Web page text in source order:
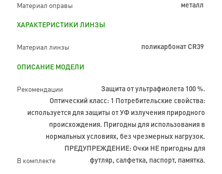
Материал оправы металл
ХАРАКТЕРИСТИКИ ЛИНЗЫ
Материал линзы поликарбонат CR39
ОПИСАНИЕ МОДЕЛИ
Рекомендации
Защита от ультрафиолета 100 %.
Оптический класс: 1 Потребительские свойства:
используется для защиты от УФ излучения природного
происхождения. Пригодны для использования в
нормальных условиях, без чрезмерных нагрузок.
ПРЕДУПРЕЖДЕНИЕ: Очки НЕ пригодны для
В комплекте футляр, салфетка, паспорт, памятка.